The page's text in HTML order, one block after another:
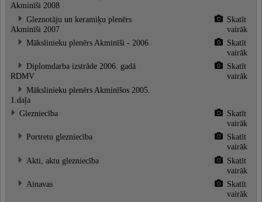
Akminīši 2008
Gleznotāju un keramiķu plenērs
Akminīši 2007
Skatīt
vairāk
Mākslinieku plenērs Akminīši - 2006
Skatīt
vairāk
Diplomdarba izstrāde 2006. gadā
RDMV
Skatīt
vairāk
Mākslinieku plenērs Akminīšos 2005.
1.daļa
Glezniecība
Skatīt
vairāk
Portretu glezniecība
Skatīt
vairāk
Akti, aktu glezniecība
Skatīt
vairāk
Ainavas
Skatīt
vairāk